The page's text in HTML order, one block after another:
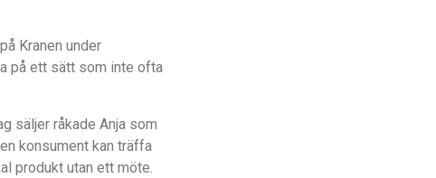
Kranen under
på ett sätt som inte ofta
säljer råkade Anja som
konsument kan träffa
produkt utan ett möte.